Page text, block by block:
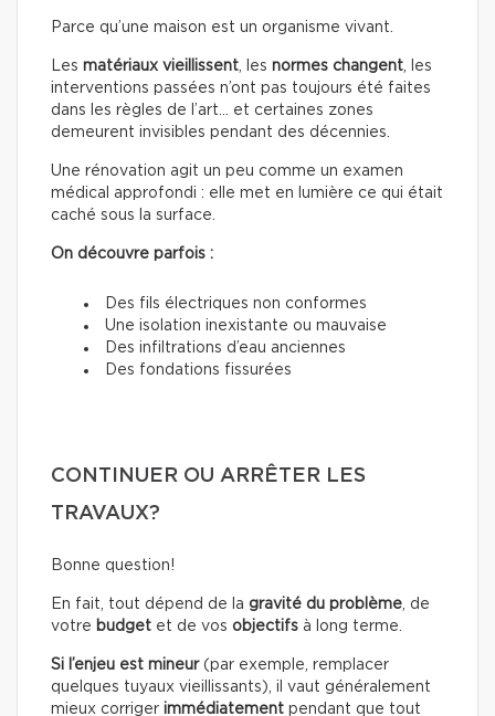
Parce qu’une maison est un organisme vivant.
Les matériaux vieillissent, les normes changent, les
interventions passées n’ont pas toujours été faites
dans les règles de l’art… et certaines zones
demeurent invisibles pendant des décennies.
Une rénovation agit un peu comme un examen
médical approfondi : elle met en lumière ce qui était
caché sous la surface.
On découvre parfois :
Des fils électriques non conformes
Une isolation inexistante ou mauvaise
Des infiltrations d’eau anciennes
Des fondations fissurées
CONTINUER OU ARRÊTER LES
TRAVAUX?
Bonne question!
En fait, tout dépend de la gravité du problème, de
votre budget et de vos objectifs à long terme.
Si l’enjeu est mineur(par exemple, remplacer
quelques tuyaux vieillissants), il vaut généralement
mieux corriger immédiatement pendant que tout